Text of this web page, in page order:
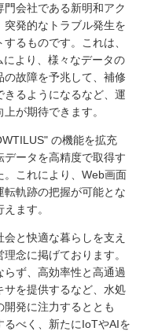
会社である新明和アク
発的なトラブル発生を
るものです。これは、
より、様々なデータの
故障を予兆して、補修
るようになるなど、運
が期待できます。
の機能を拡充
データを高精度で取得す
。これにより、Web画面
転軌跡の把握が可能とな
ます。
と快適な暮らしを支え
念に掲げております。
らず、高効率性と高通過
を提供するなど、水処
発に注力するととも
べく、新たにIoTやAIを